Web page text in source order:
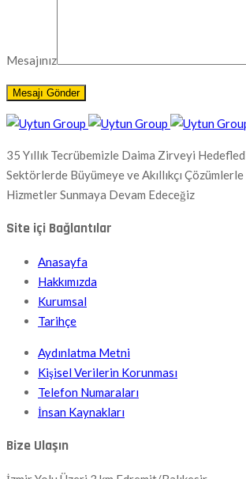
Mesajınız
35 Yıllık Tecrübemizle Daima Zirveyi
Sektörlerde Büyümeye ve Akıllıkçı
Hizmetler Sunmaya Devam Edeceğiz
Site içi Bağlantılar
Anasayfa
Hakkımızda
Kurumsal
Tarihçe
Aydınlatma Metni
Kişisel Verilerin Korunması
Telefon Numaraları
İnsan Kaynakları
Bize Ulaşın